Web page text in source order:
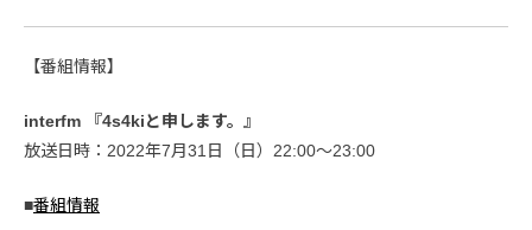
【番組情報】
interfm 『4s4kiと申します。』
放送日時：2022年7月31日（日）22:00〜23:00
■番組情報